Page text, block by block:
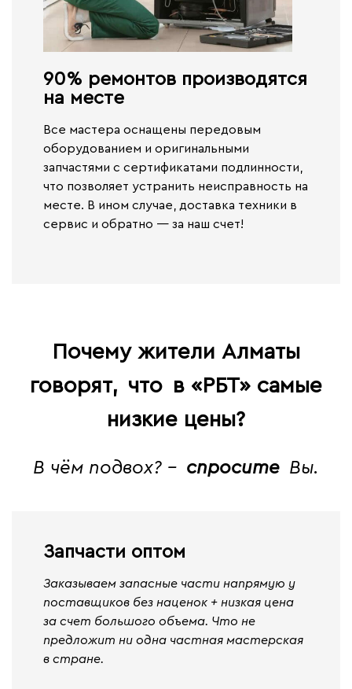
90% ремонтов производятся
на месте​
Все мастера оснащены передовым
оборудованием и оригинальными
запчастями с сертификатами подлинности,
что позволяет устранить неисправность на
месте. В ином случае, доставка техники в
сервис и обратно — за наш счет!
Почему жители Алматы
говорят, что в «РБТ» самые
низкие цены?
В чём подвох? - спросите Вы.
Запчасти оптом
Заказываем запасные части напрямую у
поставщиков без наценок + низкая цена
за счет большого объема. Что не
предложит ни одна частная мастерская
в стране.